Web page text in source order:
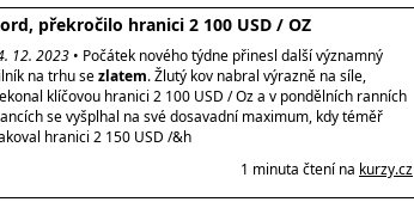
překročilo hranici 2 100 USD / OZ
12. 2023 • Počátek nového týdne přinesl další významný
na trhu sezlatem. Žlutý kov nabral výrazně na síle,
klíčovou hranici 2 100 USD / Oz a v pondělních ranních
se vyšplhal na své dosavadní maximum, kdy téměř
hranici 2 150 USD /&h
1 minuta čtení na kurzy.cz